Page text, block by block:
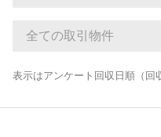
表示はアンケート回収日順（回